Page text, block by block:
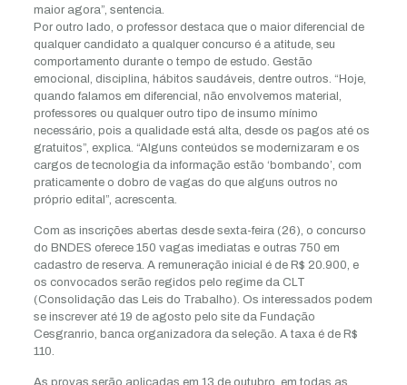
maior agora”, sentencia.
Por outro lado, o professor destaca que o maior diferencial de
qualquer candidato a qualquer concurso é a atitude, seu
comportamento durante o tempo de estudo. Gestão
emocional, disciplina, hábitos saudáveis, dentre outros. “Hoje,
quando falamos em diferencial, não envolvemos material,
professores ou qualquer outro tipo de insumo mínimo
necessário, pois a qualidade está alta, desde os pagos até os
gratuitos”, explica. “Alguns conteúdos se modernizaram e os
cargos de tecnologia da informação estão ‘bombando’, com
praticamente o dobro de vagas do que alguns outros no
próprio edital”, acrescenta.
Com as inscrições abertas desde sexta-feira (26), o concurso
do BNDES oferece 150 vagas imediatas e outras 750 em
cadastro de reserva. A remuneração inicial é de R$ 20.900, e
os convocados serão regidos pelo regime da CLT
(Consolidação das Leis do Trabalho). Os interessados podem
se inscrever até 19 de agosto pelo site da Fundação
Cesgranrio, banca organizadora da seleção. A taxa é de R$
110.
As provas serão aplicadas em 13 de outubro, em todas as